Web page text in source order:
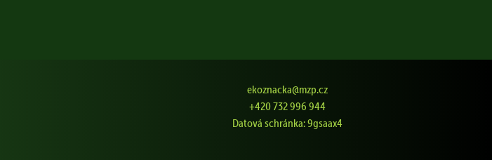
ekoznacka@mzp.cz
+420 732 996 944
Datová schránka: 9gsaax4